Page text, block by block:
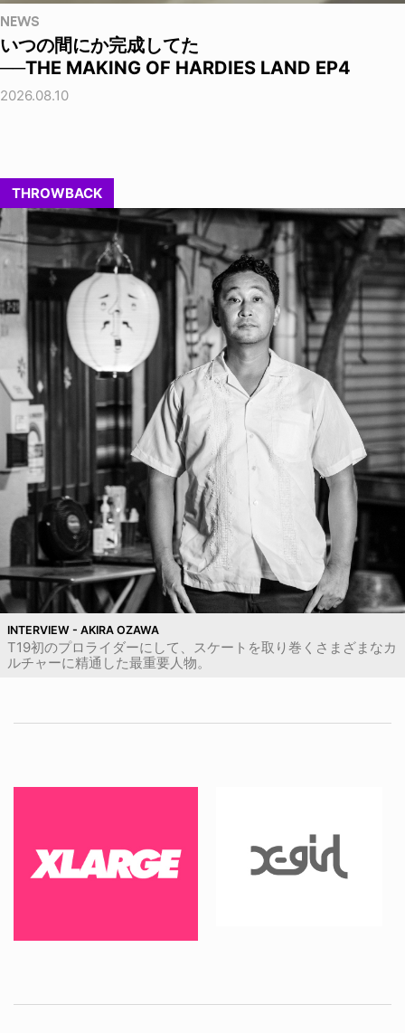
NEWS
いつの間にか完成してた
──THE MAKING OF HARDIES LAND EP4
2026.08.10
THROWBACK
INTERVIEW - AKIRA OZAWA
T19初のプロライダーにして、スケートを取り巻くさまざまなカ
ルチャーに精通した最重要人物。